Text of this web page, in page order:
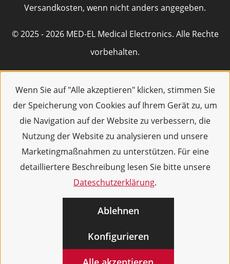
Wenn Sie auf "Alle akzeptieren" klicken, stimmen Sie
der Speicherung von Cookies auf Ihrem Gerät zu, um
die Navigation auf der Website zu verbessern, die
Nutzung der Website zu analysieren und unsere
Marketingmaßnahmen zu unterstützen. Für eine
detailliertere Beschreibung lesen Sie bitte unsere
Dateschutzerklärung.
Ablehnen
Konfigurieren
Versandkosten, wenn nicht anders angegeben.
© 2025 - 2026 MED-EL Medical Electronics. Alle Rechte
vorbehalten.